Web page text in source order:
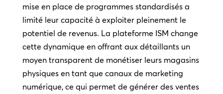
mise en place de programmes standardisés a
limité leur capacité à exploiter pleinement le
potentiel de revenus. La plateforme ISM change
cette dynamique en offrant aux détaillants un
moyen transparent de monétiser leurs magasins
physiques en tant que canaux de marketing
numérique, ce qui permet de générer des ventes